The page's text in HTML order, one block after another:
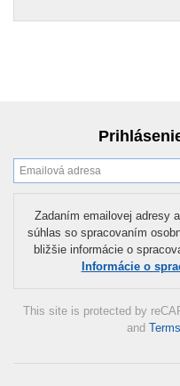
Zadaním emailovej adresy
súhlas so spracovaním
bližšie informácie o
Informácie o
This site is protected by
and